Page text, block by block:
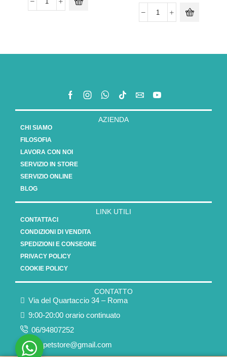
AZIENDA
CHI SIAMO
FILOSOFIA
LAVORA CON NOI
SERVIZIO IN STORE
SERVIZIO ONLINE
BLOG
LINK UTILI
CONTATTACI
CONDIZIONI DI VENDITA
SPEDIZIONI E CONSEGNE
PRIVACY POLICY
COOKIE POLICY
CONTATTO
Via del Quartaccio 34 – Roma
9:00-20:00 orario continuato
06/94807252
humpetstore@gmail.com